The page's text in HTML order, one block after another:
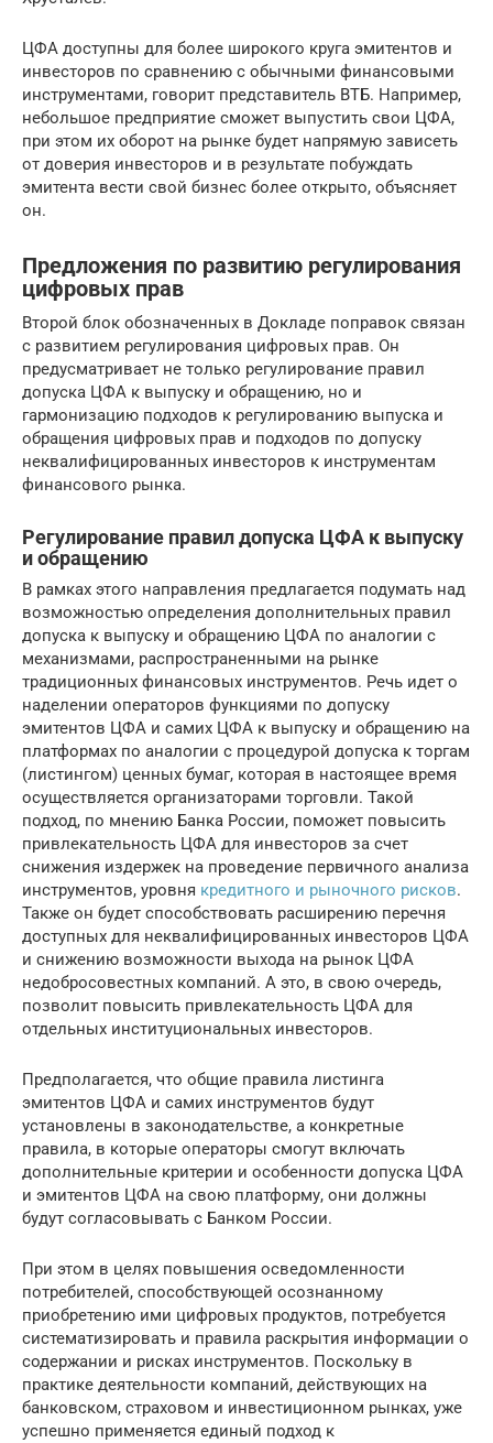
ЦФА доступны для более широкого круга эмитентов и
инвесторов по сравнению с обычными финансовыми
инструментами, говорит представитель ВТБ. Например,
небольшое предприятие сможет выпустить свои ЦФА,
при этом их оборот на рынке будет напрямую зависеть
от доверия инвесторов и в результате побуждать
эмитента вести свой бизнес более открыто, объясняет
он.
Предложения по развитию регулирования
цифровых прав
Второй блок обозначенных в Докладе поправок связан
с развитием регулирования цифровых прав. Он
предусматривает не только регулирование правил
допуска ЦФА к выпуску и обращению, но и
гармонизацию подходов к регулированию выпуска и
обращения цифровых прав и подходов по допуску
неквалифицированных инвесторов к инструментам
финансового рынка.
Регулирование правил допуска ЦФА к выпуску
и обращению
В рамках этого направления предлагается подумать над
возможностью определения дополнительных правил
допуска к выпуску и обращению ЦФА по аналогии с
механизмами, распространенными на рынке
традиционных финансовых инструментов. Речь идет о
наделении операторов функциями по допуску
эмитентов ЦФА и самих ЦФА к выпуску и обращению на
платформах по аналогии с процедурой допуска к торгам
(листингом) ценных бумаг, которая в настоящее время
осуществляется организаторами торговли. Такой
подход, по мнению Банка России, поможет повысить
привлекательность ЦФА для инвесторов за счет
снижения издержек на проведение первичного анализа
инструментов, уровня кредитного и рыночного рисков.
Также он будет способствовать расширению перечня
доступных для неквалифицированных инвесторов ЦФА
и снижению возможности выхода на рынок ЦФА
недобросовестных компаний. А это, в свою очередь,
позволит повысить привлекательность ЦФА для
отдельных институциональных инвесторов.
Предполагается, что общие правила листинга
эмитентов ЦФА и самих инструментов будут
установлены в законодательстве, а конкретные
правила, в которые операторы смогут включать
дополнительные критерии и особенности допуска ЦФА
и эмитентов ЦФА на свою платформу, они должны
будут согласовывать с Банком России.
При этом в целях повышения осведомленности
потребителей, способствующей осознанному
приобретению ими цифровых продуктов, потребуется
систематизировать и правила раскрытия информации о
содержании и рисках инструментов. Поскольку в
практике деятельности компаний, действующих на
банковском, страховом и инвестиционном рынках, уже
успешно применяется единый подход к